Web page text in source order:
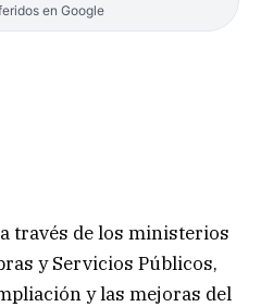
en Google
través de los ministerios
y Servicios Públicos,
y las mejoras del